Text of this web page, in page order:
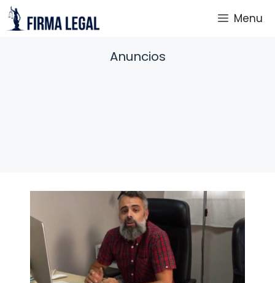
Saltar
al
Menu
Anuncios